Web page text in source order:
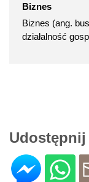
Biznes
Biznes (ang.
działalność
Udostępnij